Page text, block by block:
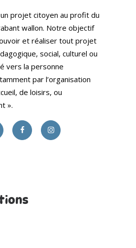
projet citoyen au profit du
wallon. Notre objectif
et réaliser tout projet
social, culturel ou
vers la personne
par l’organisation
de loisirs, ou
».